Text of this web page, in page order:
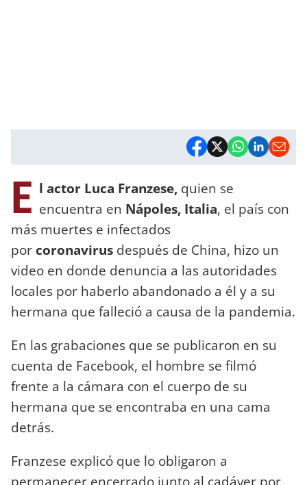
E l actor Luca Franzese, quien se
encuentra en Nápoles, Italia, el país con
más muertes e infectados
por coronavirus después de China, hizo un
video en donde denuncia a las autoridades
locales por haberlo abandonado a él y a su
hermana que falleció a causa de la pandemia.
En las grabaciones que se publicaron en su
cuenta de Facebook, el hombre se filmó
frente a la cámara con el cuerpo de su
hermana que se encontraba en una cama
detrás.
Franzese explicó que lo obligaron a
permanecer encerrado junto al cadáver por